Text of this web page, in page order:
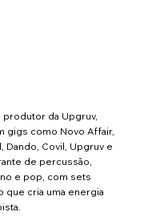
produtor da Upgruv,
gigs como Novo Affair,
Dando, Covil, Upgruv e
de percussão,
e pop, com sets
que cria uma energia